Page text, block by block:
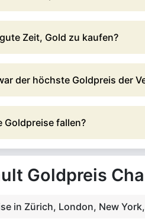
Zeit, Gold zu kaufen?
der höchste Goldpreis der
Goldpreise fallen?
Goldpreis
in Zürich, London, New